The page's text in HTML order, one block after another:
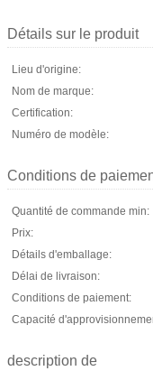
Détails sur le produit
Lieu d'origine:
Nom de marque:
Certification:
Numéro de modèle:
Conditions de
Quantité de commande min:
Prix:
Détails d'emballage:
Délai de livraison:
Conditions de paiement:
Capacité
description de